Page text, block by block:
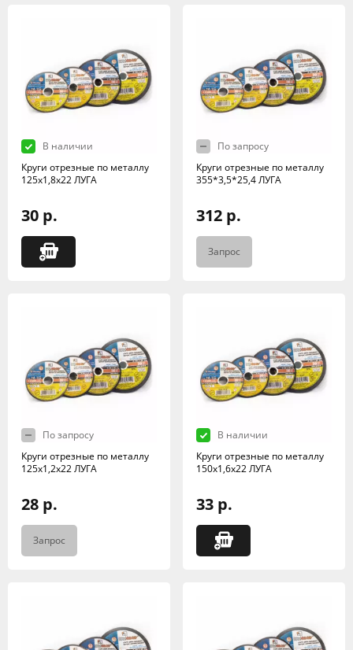
В наличии
Круги отрезные по металлу
125х1,8х22 ЛУГА
30 р.
По запросу
Круги отрезные по металлу
355*3,5*25,4 ЛУГА
312 р.
Запрос
По запросу
Круги отрезные по металлу
125х1,2х22 ЛУГА
28 р.
Запрос
В наличии
Круги отрезные по металлу
150х1,6х22 ЛУГА
33 р.